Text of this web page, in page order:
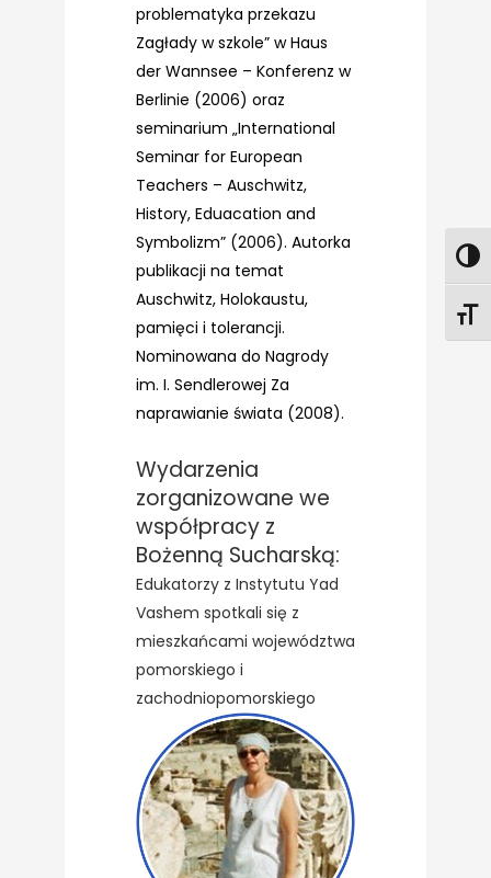
problematyka przekazu
Zagłady w szkole” w Haus
der Wannsee – Konferenz w
Berlinie (2006) oraz
seminarium „International
Seminar for European
Teachers – Auschwitz,
History, Eduacation and
Symbolizm” (2006). Autorka
publikacji na temat
Auschwitz, Holokaustu,
pamięci i tolerancji.
Nominowana do Nagrody
im. I. Sendlerowej Za
naprawianie świata (2008).
Wydarzenia
zorganizowane we
współpracy z
Bożenną Sucharską:
Edukatorzy z Instytutu Yad
Vashem spotkali się z
mieszkańcami województwa
pomorskiego i
zachodniopomorskiego